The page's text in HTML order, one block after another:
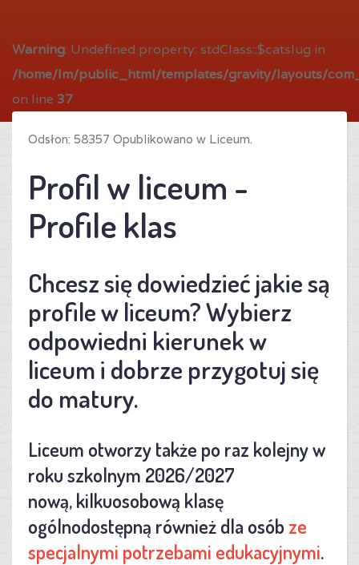
Warning: Undefined property: stdClass::$catslug in
/home/lm/public_html/templates/gravity/layouts/
on line 37
Odsłon: 58357 Opublikowano w Liceum.
Profil w liceum -
Profile klas
Chcesz się dowiedzieć jakie są
profile w liceum? Wybierz
odpowiedni kierunek w
liceum i dobrze przygotuj się
do matury.
Liceum otworzy także po raz kolejny w
roku szkolnym 2026/2027
nową, kilkuosobową klasę
ogólnodostępną również dla osób ze
specjalnymi potrzebami edukacyjnymi.